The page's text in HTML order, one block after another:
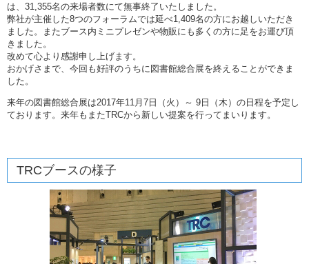
は、31,355名の来場者数にて無事終了いたしました。
弊社が主催した8つのフォーラムでは延べ1,409名の方にお越しいただき
ました。またブース内ミニプレゼンや物販にも多くの方に足をお運び頂
きました。
改めて心より感謝申し上げます。
おかげさまで、今回も好評のうちに図書館総合展を終えることができま
した。
来年の図書館総合展は2017年11月7日（火）～ 9日（木）の日程を予定し
ております。来年もまたTRCから新しい提案を行ってまいります。
TRCブースの様子